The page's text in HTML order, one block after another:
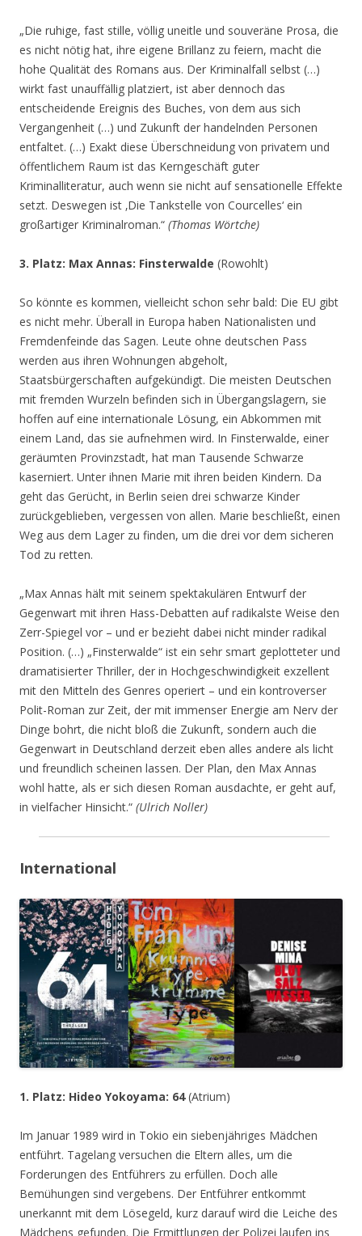
„Die ruhige, fast stille, völlig uneitle und souveräne Prosa, die
es nicht nötig hat, ihre eigene Brillanz zu feiern, macht die
hohe Qualität des Romans aus. Der Kriminalfall selbst (…)
wirkt fast unauffällig platziert, ist aber dennoch das
entscheidende Ereignis des Buches, von dem aus sich
Vergangenheit (…) und Zukunft der handelnden Personen
entfaltet. (…) Exakt diese Überschneidung von privatem und
öffentlichem Raum ist das Kerngeschäft guter
Kriminalliteratur, auch wenn sie nicht auf sensationelle Effekte
setzt. Deswegen ist ‚Die Tankstelle von Courcelles‘ ein
großartiger Kriminalroman.“ (Thomas Wörtche)
3. Platz: Max Annas: Finsterwalde (Rowohlt)
So könnte es kommen, vielleicht schon sehr bald: Die EU gibt
es nicht mehr. Überall in Europa haben Nationalisten und
Fremdenfeinde das Sagen. Leute ohne deutschen Pass
werden aus ihren Wohnungen abgeholt,
Staatsbürgerschaften aufgekündigt. Die meisten Deutschen
mit fremden Wurzeln befinden sich in Übergangslagern, sie
hoffen auf eine internationale Lösung, ein Abkommen mit
einem Land, das sie aufnehmen wird. In Finsterwalde, einer
geräumten Provinzstadt, hat man Tausende Schwarze
kaserniert. Unter ihnen Marie mit ihren beiden Kindern. Da
geht das Gerücht, in Berlin seien drei schwarze Kinder
zurückgeblieben, vergessen von allen. Marie beschließt, einen
Weg aus dem Lager zu finden, um die drei vor dem sicheren
Tod zu retten.
„Max Annas hält mit seinem spektakulären Entwurf der
Gegenwart mit ihren Hass-Debatten auf radikalste Weise den
Zerr-Spiegel vor – und er bezieht dabei nicht minder radikal
Position. (…) „Finsterwalde“ ist ein sehr smart geplotteter und
dramatisierter Thriller, der in Hochgeschwindigkeit exzellent
mit den Mitteln des Genres operiert – und ein kontroverser
Polit-Roman zur Zeit, der mit immenser Energie am Nerv der
Dinge bohrt, die nicht bloß die Zukunft, sondern auch die
Gegenwart in Deutschland derzeit eben alles andere als licht
und freundlich scheinen lassen. Der Plan, den Max Annas
wohl hatte, als er sich diesen Roman ausdachte, er geht auf,
in vielfacher Hinsicht.“ (Ulrich Noller)
International
1. Platz: Hideo Yokoyama: 64(Atrium)
Im Januar 1989 wird in Tokio ein siebenjähriges Mädchen
entführt. Tagelang versuchen die Eltern alles, um die
Forderungen des Entführers zu erfüllen. Doch alle
Bemühungen sind vergebens. Der Entführer entkommt
unerkannt mit dem Lösegeld, kurz darauf wird die Leiche des
Mädchens gefunden. Die Ermittlungen der Polizei laufen ins